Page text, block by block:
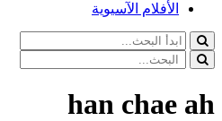
الأفلام الآسيوية
han chae ah